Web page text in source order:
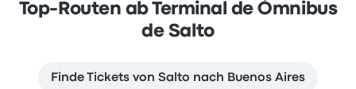
Top-Routen ab Terminal de Ómnibus
de Salto
Finde Tickets von Salto nach Buenos Aires